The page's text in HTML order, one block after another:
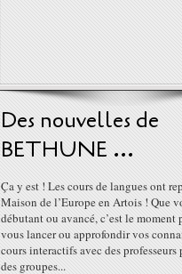
Des nouvelles de
BETHUNE ...
Ça y est ! Les cours de langues ont
Maison de l’Europe en Artois ! Que
débutant ou avancé, c’est le moment
vous lancer ou approfondir vos
cours interactifs avec des professeurs
des groupes...